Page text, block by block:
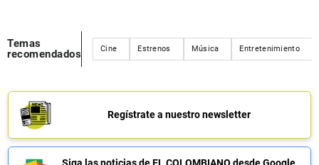
Temas
recomendados
Cine Estrenos Música Entretenimiento
Regístrate a nuestro newsletter